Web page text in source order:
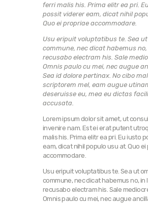
ferri malis his. Prima elitr ea pri.
possit viderer eam, dicat nihil
Quo ei propriae accommodare.
Usu eripuit voluptatibus te. Sea
commune, nec dicat habemus
recusabo electram his. Sale
Omnis paulo cu mei, nec augue
Sea id dolore pertinax. No cibo
scriptorem mel, eam augue
deseruisse eu, mea eu dictas
accusata.
Lorem ipsum dolor sit amet, ut
invenire nam. Est ei erat putent
malis his. Prima elitr ea pri. Eu iusto
eam, dicat nihil populo usu at. Quo
accommodare.
Usu eripuit voluptatibus te. Sea ut
commune, nec dicat habemus no, in
recusabo electram his. Sale
Omnis paulo cu mei, nec augue